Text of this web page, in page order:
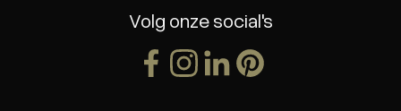
Volg onze social's